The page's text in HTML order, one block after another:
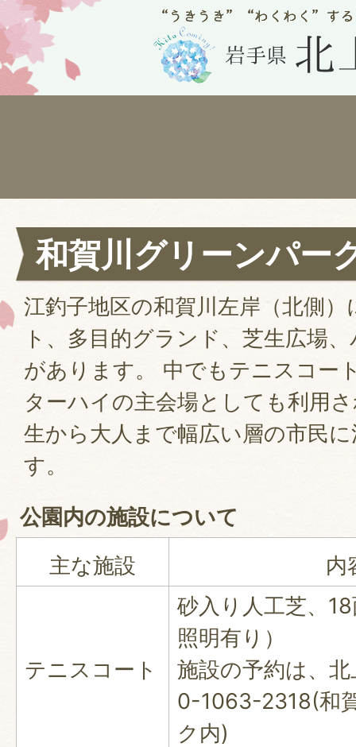
和賀川グリーンパー
江釣子地区の和賀川左岸（北側
ト、多目的グランド、芝生広場
があります。 中でもテニスコー
ターハイの主会場としても利用
生から大人まで幅広い層の市民
す。
公園内の施設について
主な施設
内
テニスコート
砂入り人工芝、
照明有り）
施設の予約は、
0-1063-2318(和
ク内)